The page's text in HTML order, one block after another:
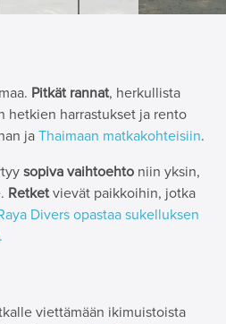
Pitkät rannat, herkullista
hetkien harrastukset ja rento
ja Thaimaan matkakohteisiin.
sopiva vaihtoehto niin yksin,
Retket vievät paikkoihin, jotka
Divers opastaa sukelluksen
viettämään ikimuistoista